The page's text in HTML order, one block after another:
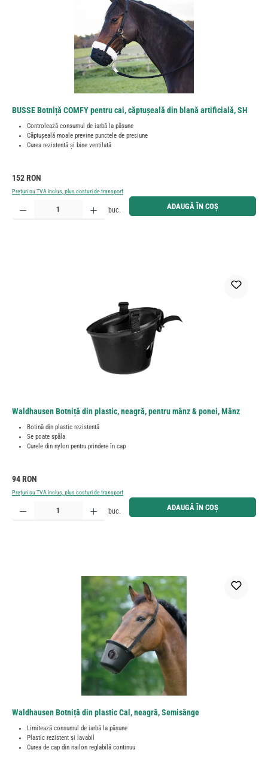
BUSSE Botniță COMFY pentru cai, căptușeală din blană artificială, SH
Controlează consumul de iarbă la pășune
Căptușeală moale previne punctele de presiune
Curea rezistentă și bine ventilată
Preț obișnuit:
152 RON
Prețuri cu TVA inclus, plus costuri de transport
Cantitate produs: Introduceți cantitatea dorită sau utilizați butoanele pentru a mări sau micșora
buc. ADAUGĂ ÎN COȘ
Waldhausen Botniță din plastic, neagră, pentru mânz & ponei, Mânz
Botină din plastic rezistentă
Se poate spăla
Curele din nylon pentru prindere în cap
Preț obișnuit:
94 RON
Prețuri cu TVA inclus, plus costuri de transport
Cantitate produs: Introduceți cantitatea dorită sau utilizați butoanele pentru a mări sau micșora
buc. ADAUGĂ ÎN COȘ
Waldhausen Botniță din plastic Cal, neagră, Semisânge
Limitează consumul de iarbă la pășune
Plastic rezistent și lavabil
Curea de cap din nailon reglabilă continuu